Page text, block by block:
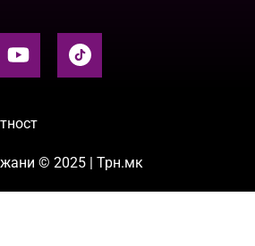
© 2025 | Трн.мк